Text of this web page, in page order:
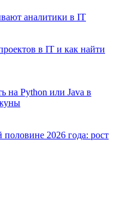
аналитики в IT
в IT и как найти
на Python или Java в
2026 года: рост